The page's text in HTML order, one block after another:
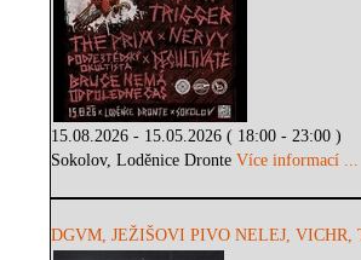
15.08.2026 - 15.05.2026 ( 18:00 - 23:00 )
Sokolov, Loděnice DronteVíce informací ...
DGVM, JEŽIŠOVI PIVO NELEJ, VICHR,